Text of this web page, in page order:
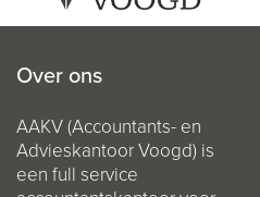
Over ons
AAKV (Accountants- en
Advieskantoor Voogd) is
een full service